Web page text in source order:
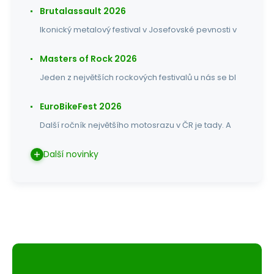
Brutalassault 2026
Ikonický metalový festival v Josefovské pevnosti v
Masters of Rock 2026
Jeden z největších rockových festivalů u nás se bl
EuroBikeFest 2026
Další ročník největšího motosrazu v ČR je tady. A
Další novinky